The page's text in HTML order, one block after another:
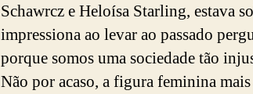
Schawrcz e Heloísa Starling, estava
impressiona ao levar ao passado
porque somos uma sociedade tão
Não por acaso, a figura feminina